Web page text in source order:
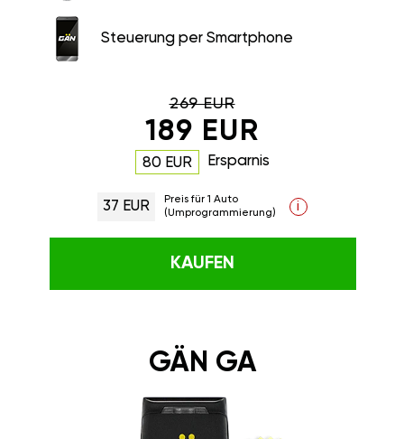
Steuerung per Smartphone
269 EUR
189 EUR
80 EUR Ersparnis
37 EUR
Preis für 1 Auto
(Umprogrammierung)
i
KAUFEN
GÄN GA